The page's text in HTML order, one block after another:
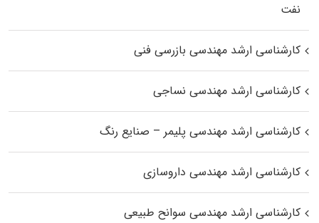
نفت
کارشناسی ارشد مهندسی بازرسی فنی
کارشناسی ارشد مهندسی نساجی
کارشناسی ارشد مهندسی پلیمر – صنایع رنگ
کارشناسی ارشد مهندسی داروسازی
کارشناسی ارشد مهندسی سوانح طبیعی